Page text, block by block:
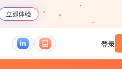
立即体验
登录